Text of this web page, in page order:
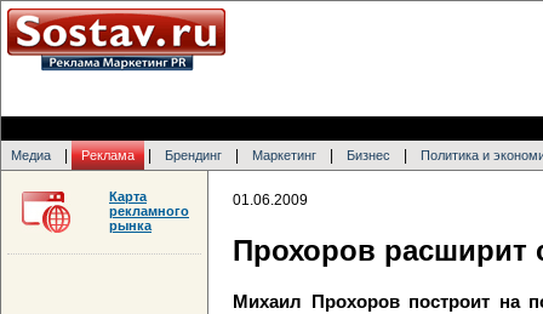
Медиа Реклама Брендинг Маркетинг Бизнес Политика и
01.06.2009
Прохоров расширит
Михаил Прохоров построит на
Карта
рекламного
рынка